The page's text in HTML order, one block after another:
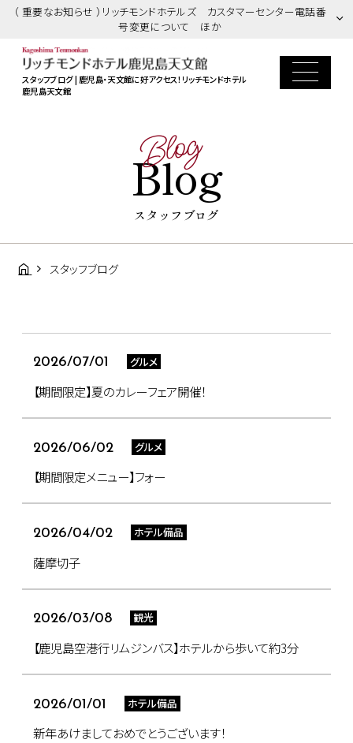
（ 重要なお知らせ ）リッチモンドホテルズ カスタマーセンター電話番
号変更について ほか
スタッフブログ | 鹿児島・天文館に好アクセス！リッチモンドホテル
鹿児島天文館
Blog
Blog
スタッフブログ
スタッフブログ
2026/07/01 グルメ
【期間限定】夏のカレーフェア開催！
2026/06/02 グルメ
【期間限定メニュー】フォー
2026/04/02 ホテル備品
薩摩切子
2026/03/08 観光
【鹿児島空港行リムジンバス】ホテルから歩いて約3分
2026/01/01 ホテル備品
新年あけましておめでとうございます！